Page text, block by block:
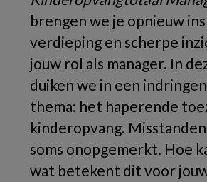
brengen we je opnieuw
verdieping en scherpe
jouw rol als manager. In
duiken we in een
thema: het haperende
kinderopvang.
soms onopgemerkt. Hoe
wat betekent dit voor